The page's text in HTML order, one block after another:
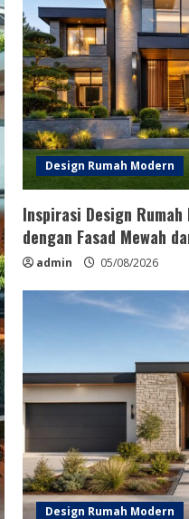
Design Rumah Modern
Inspirasi Design
dengan Fasad Mewah
admin 05/08/2026
Design Rumah Modern